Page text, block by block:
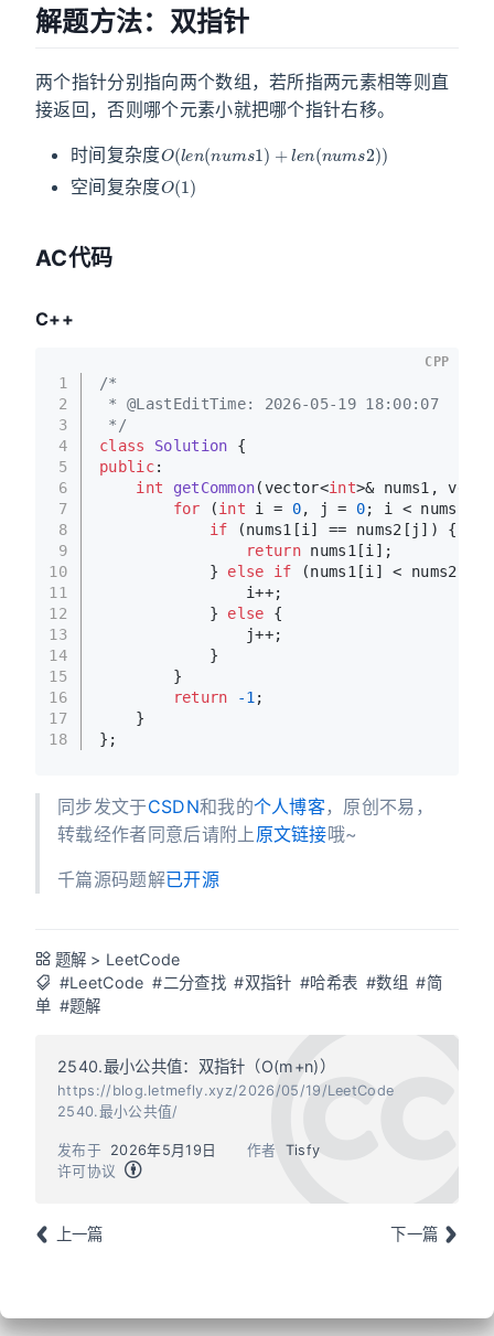
解题方法：双指针
两个指针分别指向两个数组，若所指两元素相等则直
接返回，否则哪个元素小就把哪个指针右移。
时间复杂度
空间复杂度
O (1)
AC代码
C++
1
2
3
4
5
6
7
8
9
10
11
12
13
14
15
16
17
18
/*
* @LastEditTime: 2026-05-19 18:00:07
*/
class
Solution {
public:
int
getCommon(vector<int>& nums1,
for (int i = 0, j = 0; i < nums
if (nums1[i] == nums2[j]) {
return nums1[i];
            }
else if (nums1[i] <
                i++;
            }
else {
                j++;
            }
        }
return
-1 ;
    }
};
CPP
同步发文于CSDN和我的个人博客，原创不易，
转载经作者同意后请附上 原文链接哦~
千篇源码题解已开源
题解 > LeetCode
#LeetCode #二分查找 #双指针 #哈希表 #数组 #简
单 #题解
2540.最小公共值：双指针（O(m+n)）
https://blog.letmefly.xyz/2026/05/19/LeetCode
2540.最小公共值/
作者 Tisfy
发布于
2026年5月19日
许可协议
上一篇 下一篇